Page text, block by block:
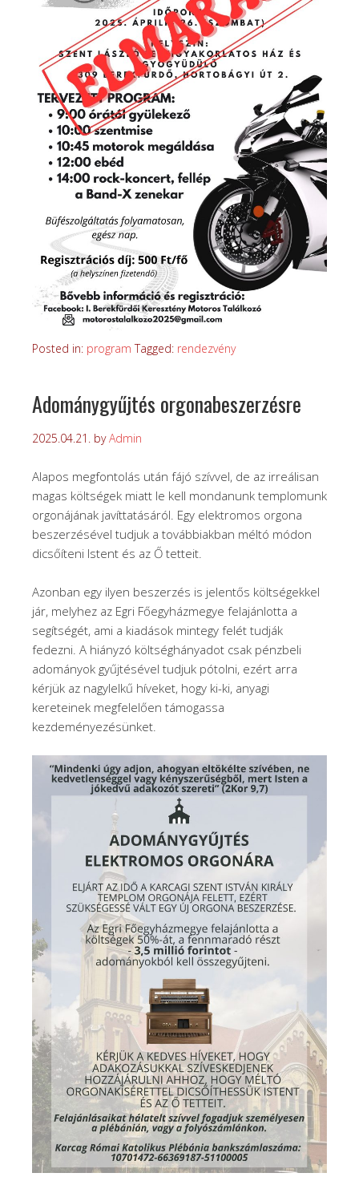
Posted in: program Tagged: rendezvény
Adománygyűjtés orgonabeszerzésre
2025.04.21. byAdmin
Alapos megfontolás után fájó szívvel, de az irreálisan
magas költségek miatt le kell mondanunk templomunk
orgonájának javíttatásáról. Egy elektromos orgona
beszerzésével tudjuk a továbbiakban méltó módon
dicsőíteni Istent és az Ő tetteit.
Azonban egy ilyen beszerzés is jelentős költségekkel
jár, melyhez az Egri Főegyházmegye felajánlotta a
segítségét, ami a kiadások mintegy felét tudják
fedezni. A hiányzó költséghányadot csak pénzbeli
adományok gyűjtésével tudjuk pótolni, ezért arra
kérjük az nagylelkű híveket, hogy ki-ki, anyagi
kereteinek megfelelően támogassa
kezdeményezésünket.